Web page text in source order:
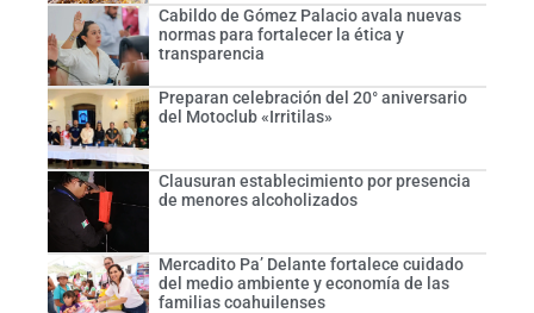
Cabildo de Gómez Palacio avala nuevas
normas para fortalecer la ética y
transparencia
Preparan celebración del 20° aniversario
del Motoclub «Irritilas»
Clausuran establecimiento por presencia
de menores alcoholizados
Mercadito Pa’ Delante fortalece cuidado
del medio ambiente y economía de las
familias coahuilenses